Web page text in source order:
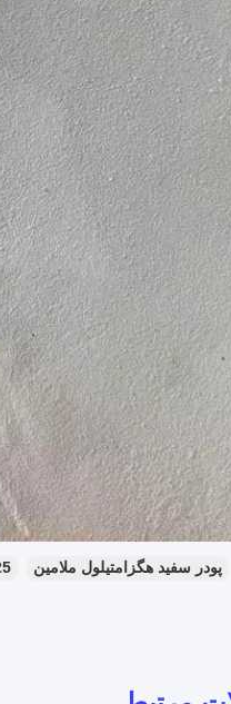
پودر سفید هگزامتیلول ملامین 25 کیلوگرم